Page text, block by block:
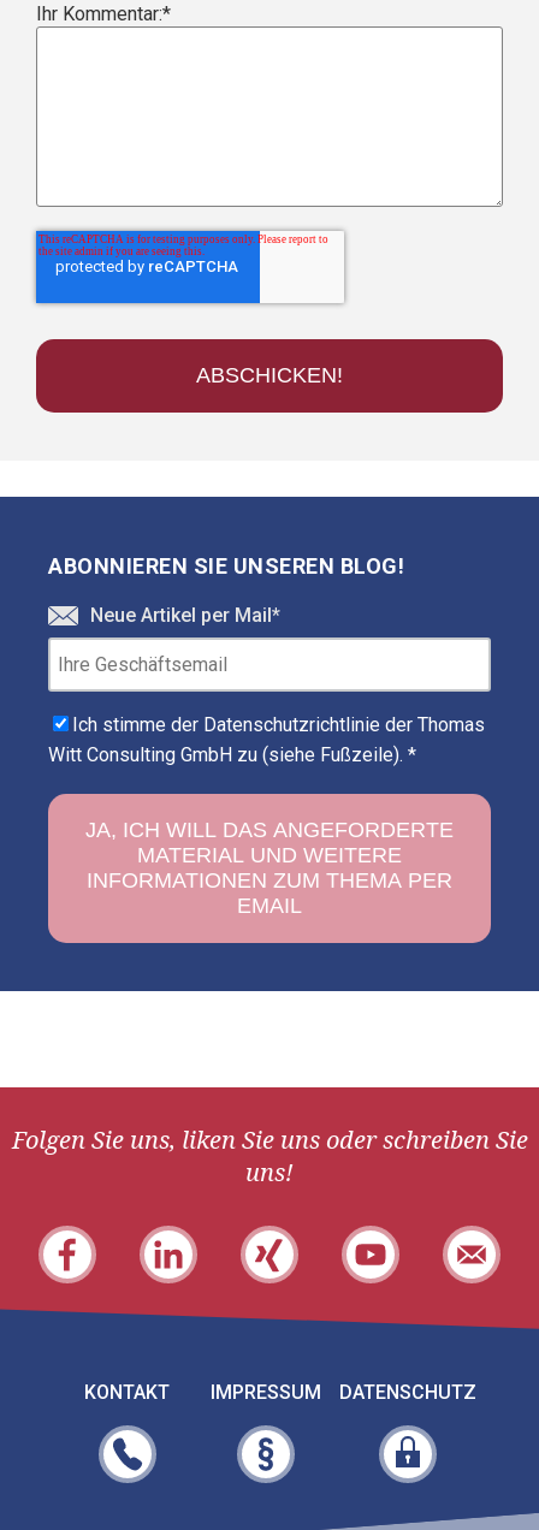
Ihr Kommentar:*
ABONNIEREN SIE UNSEREN BLOG!
Neue Artikel per Mail*
Ich stimme der Datenschutzrichtlinie der Thomas
Witt Consulting GmbH zu (siehe Fußzeile). *
Folgen Sie uns, liken Sie uns oder schreiben Sie
uns!
KONTAKT IMPRESSUM DATENSCHUTZ